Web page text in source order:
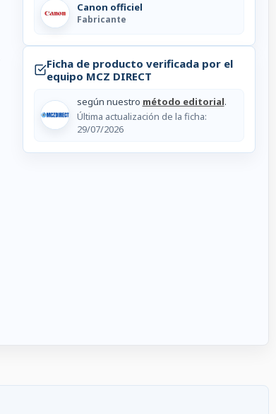
Canon officiel
Fabricante
Ficha de producto verificada por el
equipo MCZ DIRECT
según nuestro método editorial.
Última actualización de la ficha:
29/07/2026